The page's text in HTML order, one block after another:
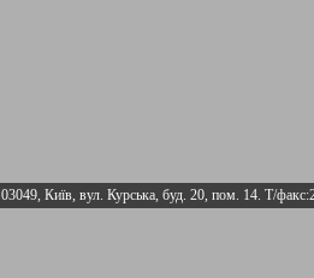
03049, Київ, вул. Курська, буд. 20, пом. 14. Т/